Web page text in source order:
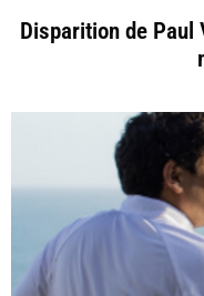
Disparition de Paul